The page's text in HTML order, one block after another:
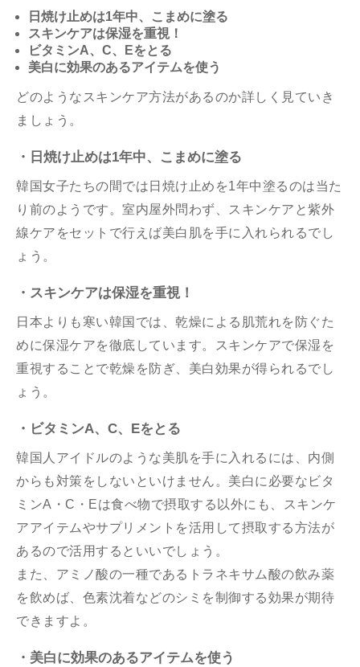
日焼け止めは1年中、こまめに塗る
スキンケアは保湿を重視！
ビタミンA、C、Eをとる
美白に効果のあるアイテムを使う
どのようなスキンケア方法があるのか詳しく見ていき
ましょう。
・日焼け止めは1年中、こまめに塗る
韓国女子たちの間では日焼け止めを1年中塗るのは当た
り前のようです。室内屋外問わず、スキンケアと紫外
線ケアをセットで行えば美白肌を手に入れられるでし
ょう。
・スキンケアは保湿を重視！
日本よりも寒い韓国では、乾燥による肌荒れを防ぐた
めに保湿ケアを徹底しています。スキンケアで保湿を
重視することで乾燥を防ぎ、美白効果が得られるでし
ょう。
・ビタミンA、C、Eをとる
韓国人アイドルのような美肌を手に入れるには、内側
からも対策をしないといけません。美白に必要なビタ
ミンA・C・Eは食べ物で摂取する以外にも、スキンケ
アアイテムやサプリメントを活用して摂取する方法が
あるので活用するといいでしょう。
また、アミノ酸の一種であるトラネキサム酸の飲み薬
を飲めば、色素沈着などのシミを制御する効果が期待
できますよ。
・美白に効果のあるアイテムを使う